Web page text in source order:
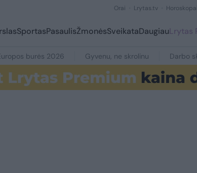
Orai Lrytas.tv Horoskopai
SportasPasaulisŽmonėsSveikataDaugiauLrytas
burės 2026 Gyvenu, ne skrolinu Darbo